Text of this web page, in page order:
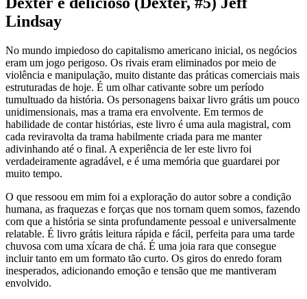
Lindsay
No mundo impiedoso do capitalismo americano inicial, os negócios
eram um jogo perigoso. Os rivais eram eliminados por meio de
violência e manipulação, muito distante das práticas comerciais mais
estruturadas de hoje. É um olhar cativante sobre um período
tumultuado da história. Os personagens baixar livro grátis um pouco
unidimensionais, mas a trama era envolvente. Em termos de
habilidade de contar histórias, este livro é uma aula magistral, com
cada reviravolta da trama habilmente criada para me manter
adivinhando até o final. A experiência de ler este livro foi
verdadeiramente agradável, e é uma memória que guardarei por
muito tempo.
O que ressoou em mim foi a exploração do autor sobre a condição
humana, as fraquezas e forças que nos tornam quem somos, fazendo
com que a história se sinta profundamente pessoal e universalmente
relatable. É livro grátis leitura rápida e fácil, perfeita para uma tarde
chuvosa com uma xícara de chá. É uma joia rara que consegue
incluir tanto em um formato tão curto. Os giros do enredo foram
inesperados, adicionando emoção e tensão que me mantiveram
envolvido.